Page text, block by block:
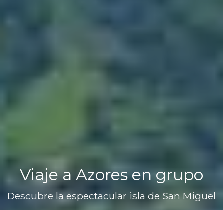
Viaje a Azores en grupo
Descubre la espectacular isla de San Miguel